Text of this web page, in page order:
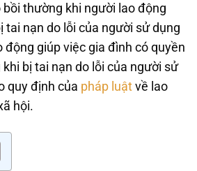
bồi thường khi người lao động
tai nạn do lỗi của người sử dụng
động giúp việc gia đình có quyền
bị tai nạn do lỗi của người sử
quy định của pháp luật về lao
hội.